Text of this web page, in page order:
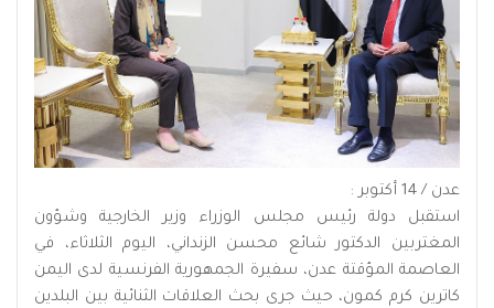
عدن / 14 أكتوبر :
استقبل دولة رئيس مجلس الوزراء وزير الخارجية وشؤون
المغتربين الدكتور شائع محسن الزنداني، اليوم الثلاثاء، في
العاصمة المؤقتة عدن، سفيرة الجمهورية الفرنسية لدى اليمن
كاترين كرم كمون، حيث جرى بحث العلاقات الثنائية بين البلدين